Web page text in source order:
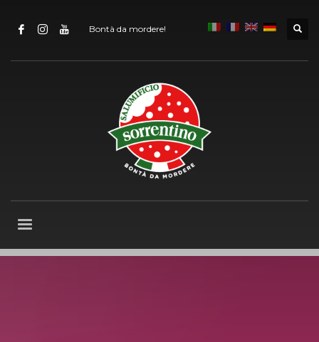
Bontà da mordere!